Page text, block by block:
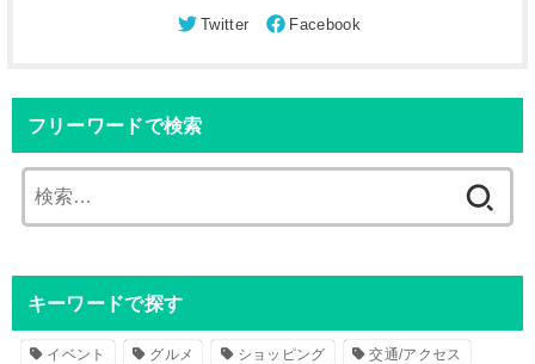
フリーワードで検索
索
キーワードで探す
イベント グルメ ショッピング 交通/アクセス